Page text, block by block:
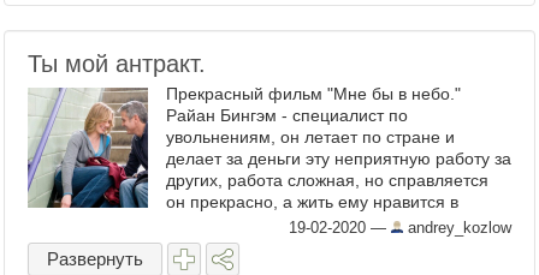
Ты мой антракт.
Прекрасный фильм "Мне бы в небо."
Райан Бингэм - специалист по
увольнениям, он летает по стране и
делает за деньги эту неприятную работу за
других, работа сложная, но справляется
он прекрасно, а жить ему нравится в
дороге, в небе. Он в восторге от
пластикового радушия сервиса ...
19-02-2020 — andrey_kozlow
Развернуть